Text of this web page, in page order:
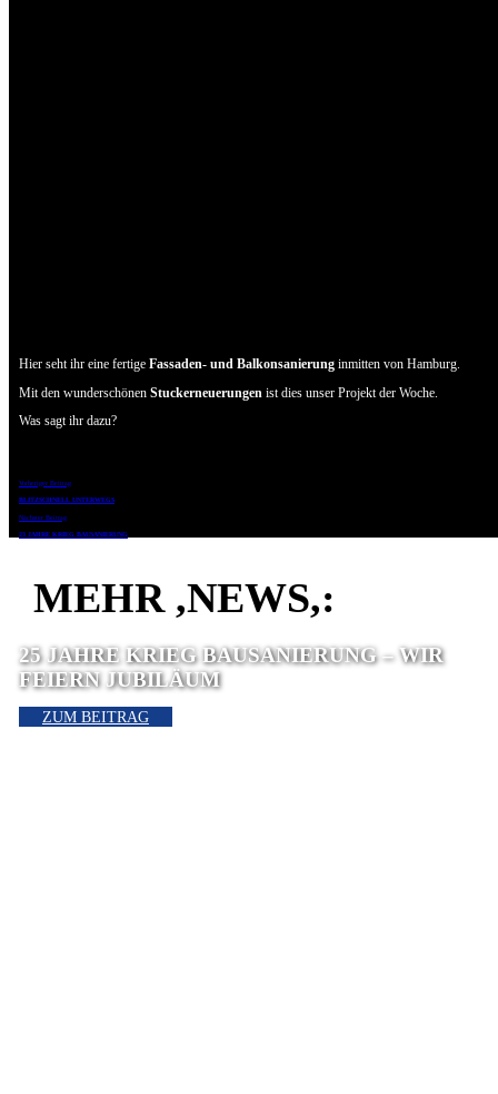
Hier seht ihr eine fertige Fassaden- und Balkonsanierunginmitten von Hamburg.
Mit den wunderschönen Stuckerneuerungen ist dies unser Projekt der Woche.
Was sagt ihr dazu?
Vorheriger Beitrag
BLITZSCHNELL UNTERWEGS
Nächster Beitrag
23 JAHRE KRIEG BAUSANIERUNG
MEHR ,NEWS,:
25 JAHRE KRIEG BAUSANIERUNG – WIR
FEIERN JUBILÄUM
ZUM BEITRAG